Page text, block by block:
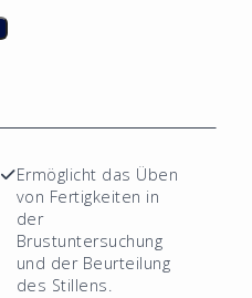
Ermöglicht das Üben
von Fertigkeiten in
der
Brustuntersuchung
und der Beurteilung
des Stillens.